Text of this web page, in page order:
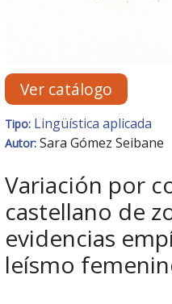
Ver catálogo
Tipo: Lingüística aplicada
Autor: Sara Gómez Seibane
Variación por
castellano de
evidencias
leísmo